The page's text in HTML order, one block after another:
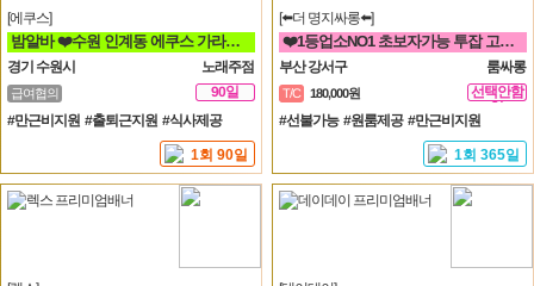
[에쿠스]
밤알바 ❤️수원 인계동 에쿠스 가라오케&하이퍼블릭❤️
경기 수원시 노래주점
급여협의
90일
#만근비지원 #출퇴근지원 #식사제공
1회 90일
[⬅️더 명지싸롱⬅️]
❤️1등업소NO1 초보자가능 투잡 고페이갯수보장❤️
부산 강서구 룸싸롱
T/C 180,000원
선택안함
일
#선불가능 #원룸제공 #만근비지원
1회 365일